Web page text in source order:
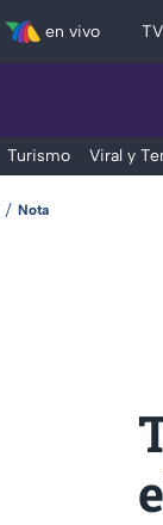
en vivo
Turismo Viral y
Nota